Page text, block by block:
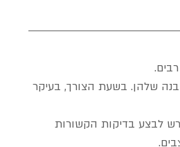
שלהן. בשעת הצורך, בעיקר
לבצע בדיקות הקשורות